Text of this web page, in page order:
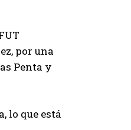
por una
Penta y
lo que está